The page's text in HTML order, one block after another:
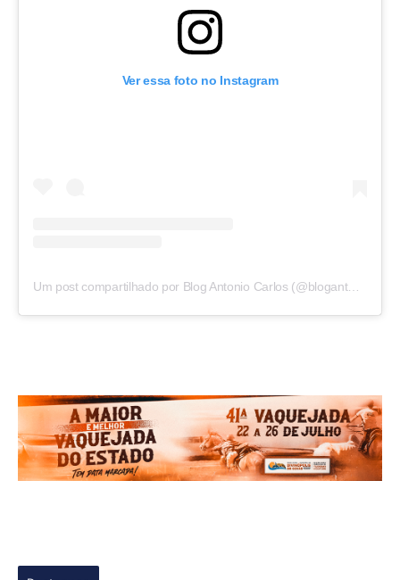
Ver essa foto no Instagram
Um post compartilhado por Blog Antonio Carlos (@blogantoniocarlos)